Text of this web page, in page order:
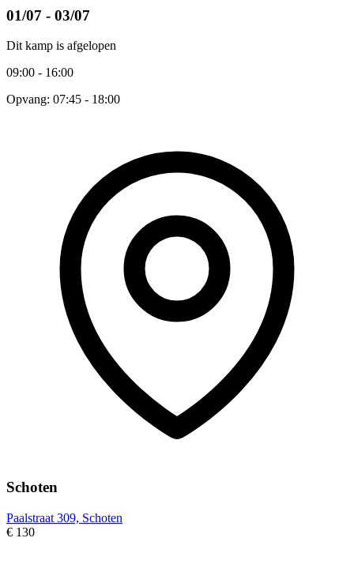
01/07 - 03/07
Dit kamp is afgelopen
09:00 - 16:00
Opvang: 07:45 - 18:00
Schoten
Paalstraat 309, Schoten
€ 130